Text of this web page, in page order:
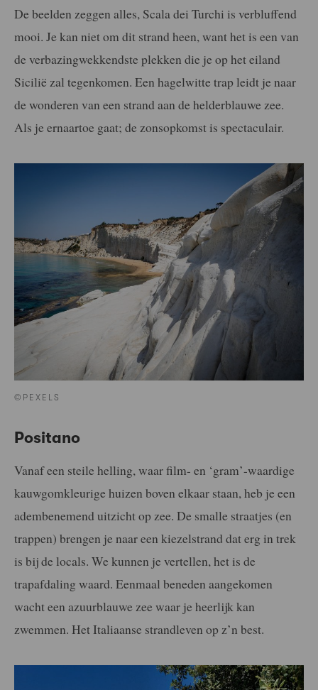
De beelden zeggen alles, Scala dei Turchi is verbluffend
mooi. Je kan niet om dit strand heen, want het is een van
de verbazingwekkendste plekken die je op het eiland
Sicilië zal tegenkomen. Een hagelwitte trap leidt je naar
de wonderen van een strand aan de helderblauwe zee.
Als je ernaartoe gaat; de zonsopkomst is spectaculair.
©PEXELS
Positano
Vanaf een steile helling, waar film- en ‘gram’-waardige
kauwgomkleurige huizen boven elkaar staan, heb je een
adembenemend uitzicht op zee. De smalle straatjes (en
trappen) brengen je naar een kiezelstrand dat erg in trek
is bij de locals. We kunnen je vertellen, het is de
trapafdaling waard. Eenmaal beneden aangekomen
wacht een azuurblauwe zee waar je heerlijk kan
zwemmen. Het Italiaanse strandleven op z’n best.